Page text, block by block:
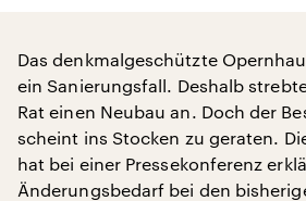
Das denkmalgeschützte
ein Sanierungsfall. Deshalb
Rat einen Neubau an. Doch der
scheint ins Stocken zu geraten.
hat bei einer Pressekonferenz
Änderungsbedarf bei den